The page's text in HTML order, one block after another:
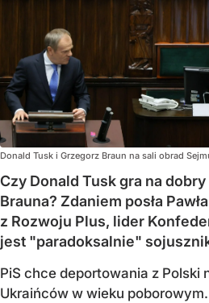
Donald Tusk i Grzegorz Braun na sali obrad
Czy Donald Tusk gra na
Brauna? Zdaniem posła
z Rozwoju Plus, lider
jest "paradoksalnie"
PiS chce deportowania z Polski
Ukraińców w wieku